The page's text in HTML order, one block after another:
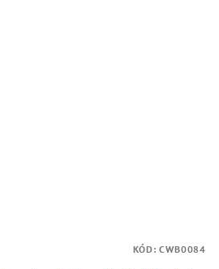
KÓD:CWB0084